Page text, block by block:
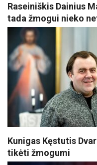
Raseiniškis Dainius
tada žmogui nieko
Kunigas Kęstutis
tikėti žmogumi